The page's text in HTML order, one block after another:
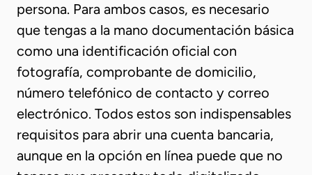
persona. Para ambos casos, es necesario
que tengas a la mano documentación básica
como una identificación oficial con
fotografía, comprobante de domicilio,
número telefónico de contacto y correo
electrónico. Todos estos son indispensables
requisitos para abrir una cuenta bancaria,
aunque en la opción en línea puede que no